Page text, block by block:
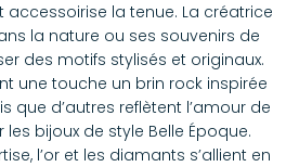
accessoirise la tenue. La créatrice
la nature ou ses souvenirs de
des motifs stylisés et originaux.
une touche un brin rock inspirée
que d’autres reflètent l’amour de
bijoux de style Belle Époque.
l’or et les diamants s’allient en